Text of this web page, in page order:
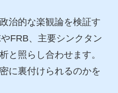
治的な楽観論を検証す
FRB、主要シンクタン
と照らし合わせます。
に裏付けられるのかを